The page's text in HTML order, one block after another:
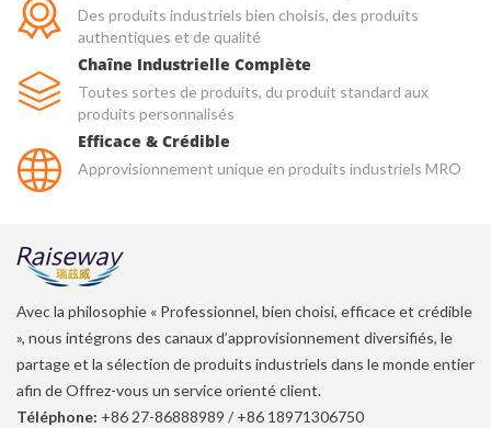
Des produits industriels bien choisis, des produits
authentiques et de qualité
Chaîne Industrielle Complète
Toutes sortes de produits, du produit standard aux
produits personnalisés
Efficace & Crédible
Approvisionnement unique en produits industriels MRO
Avec la philosophie « Professionnel, bien choisi, efficace et crédible
», nous intégrons des canaux d’approvisionnement diversifiés, le
partage et la sélection de produits industriels dans le monde entier
afin de Offrez-vous un service orienté client.
Téléphone: +86 27-86888989 / +86 18971306750